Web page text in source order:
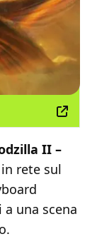
II –
rete sul
una scena